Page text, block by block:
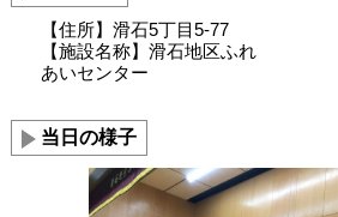
【住所】滑石5丁目5-77
【施設名称】滑石地区ふれ
あいセンター
当日の様子